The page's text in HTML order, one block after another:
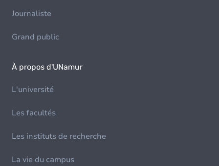
Journaliste
Grand public
À propos d'UNamur
L'université
Les facultés
Les instituts de recherche
La vie du campus